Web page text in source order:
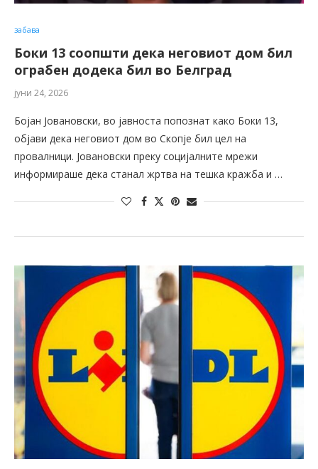
забава
Боки 13 соопшти дека неговиот дом бил
ограбен додека бил во Белград
јуни 24, 2026
Бојан Јовановски, во јавноста попознат како Боки 13,
објави дека неговиот дом во Скопје бил цел на
провалници. Јовановски преку социјалните мрежи
информираше дека станал жртва на тешка кражба и …